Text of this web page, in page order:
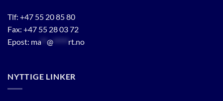
Tlf: +47 55 20 85 80
Fax: +47 55 28 03 72
Epost: ma** @ rt.no
NYTTIGE LINKER